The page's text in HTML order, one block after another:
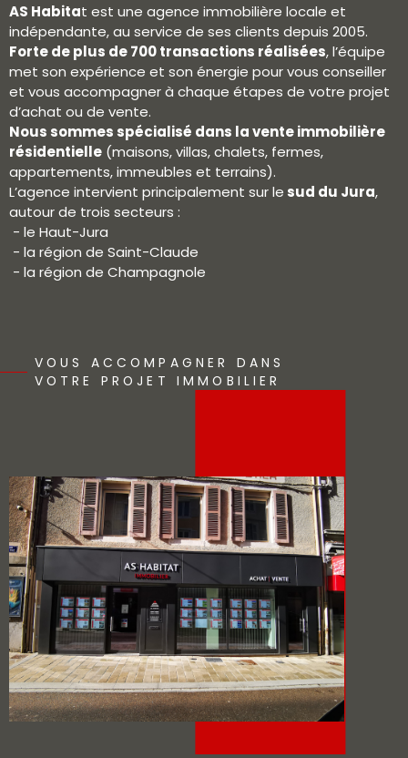
AS Habitat est une agence immobilière locale et
indépendante, au service de ses clients depuis 2005.
Forte de plus de 700 transactions réalisées, l’équipe
met son expérience et son énergie pour vous conseiller
et vous accompagner à chaque étapes de votre projet
d’achat ou de vente.
Nous sommes spécialisé dans la vente immobilière
résidentielle (maisons, villas, chalets, fermes,
appartements, immeubles et terrains).
L’agence intervient principalement sur le sud du Jura,
autour de trois secteurs :
- le Haut-Jura
- la région de Saint-Claude
- la région de Champagnole
VOUS ACCOMPAGNER DANS
VOTRE PROJET IMMOBILIER